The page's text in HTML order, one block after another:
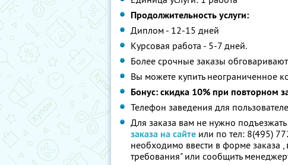
Продолжительность услуги:
Диплом - 12-15 дней
Курсовая работа - 5-7 дней.
Более срочные заказы
Вы можете купить неограниченное
Бонус: скидка 10% при повторном
Телефон заведения для
Для заказа вам не нужно
заказа на сайте или по тел: 8(495)
необходимо ввести в форме заказа
требования" или сообщить